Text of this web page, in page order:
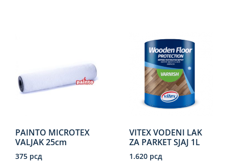
PAINTO MICROTEX
VALJAK 25cm
375 рсд
VITEX VODENI LAK
ZA PARKET SJAJ 1L
1.620 рсд